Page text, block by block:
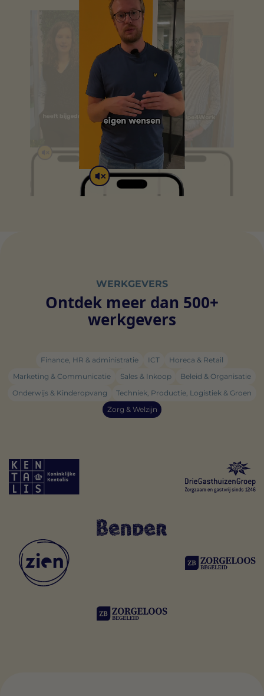
WERKGEVERS
Ontdek meer dan 500+
werkgevers
Finance, HR & administratie ICT
Horeca & Retail
Marketing & Communicatie
Sales & Inkoop
Beleid & Organisatie
Onderwijs & Kinderopvang
Techniek, Productie, Logistiek & Groen
Zorg & Welzijn